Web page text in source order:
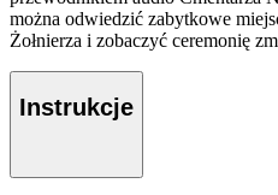
można odwiedzić zabytkowe
Żołnierza i zobaczyć ceremonię
Instrukcje